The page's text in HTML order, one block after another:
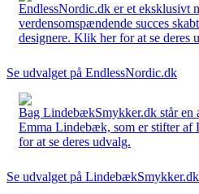
EndlessNordic.dk er et eksklusivt
verdensomspændende succes
designere. Klik her for at se deres
Se udvalget på EndlessNordic.dk
Bag LindebækSmykker.dk står en
Emma Lindebæk, som er stifter
for at se deres udvalg.
Se udvalget på LindebækSmykker.dk